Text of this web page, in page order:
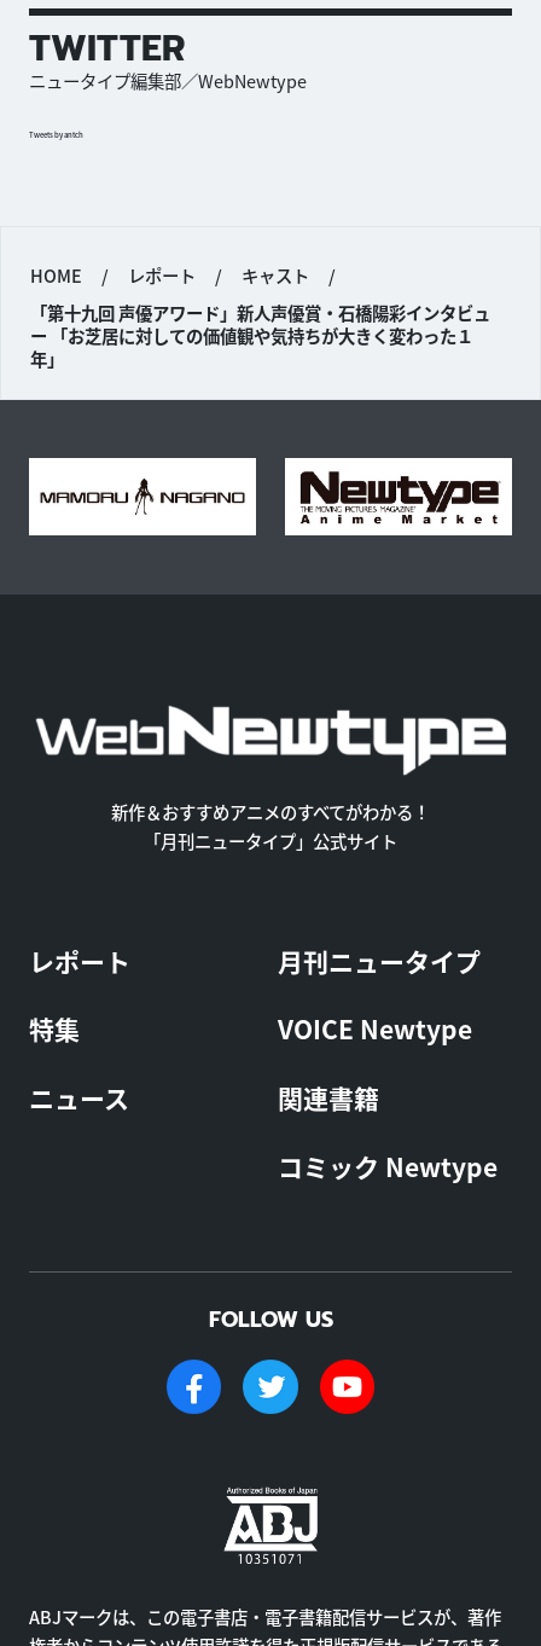
TWITTER
ニュータイプ編集部／WebNewtype
Tweets by antch
HOME / レポート / キャスト
/
「第十九回 声優アワード」新人声優賞・石橋陽彩インタビュ
ー 「お芝居に対しての価値観や気持ちが大きく変わった１
年」
新作＆おすすめアニメのすべてがわかる！
「月刊ニュータイプ」公式サイト
レポート
特集
ニュース
月刊ニュータイプ
VOICE Newtype
関連書籍
コミック Newtype
FOLLOW US
ABJマークは、この電子書店・電子書籍配信サービスが、著作